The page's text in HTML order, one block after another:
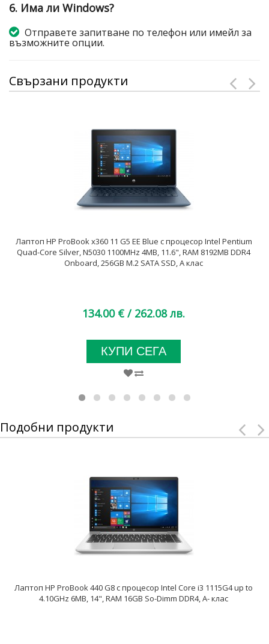
6. Има ли Windows?
Отправете запитване по телефон или имейл за
възможните опции.
Свързани продукти
Лаптоп HP ProBook x360 11 G5 EE Blue с процесор Intel Pentium
Quad-Core Silver, N5030 1100MHz 4MB, 11.6", RAM 8192MB DDR4
Onboard, 256GB M.2 SATA SSD, A клас
134.00 € / 262.08 лв.
КУПИ СЕГА
Подобни продукти
Лаптоп HP ProBook 440 G8 с процесор Intel Core i3 1115G4 up to
4.10GHz 6MB, 14", RAM 16GB So-Dimm DDR4, A- клас